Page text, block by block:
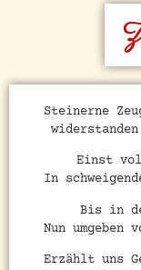
Steinerne
Einst
In
Bis in
Nun umgeben
Erzählt uns